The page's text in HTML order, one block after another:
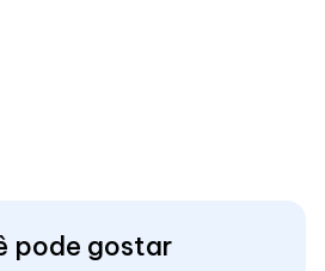
pode gostar